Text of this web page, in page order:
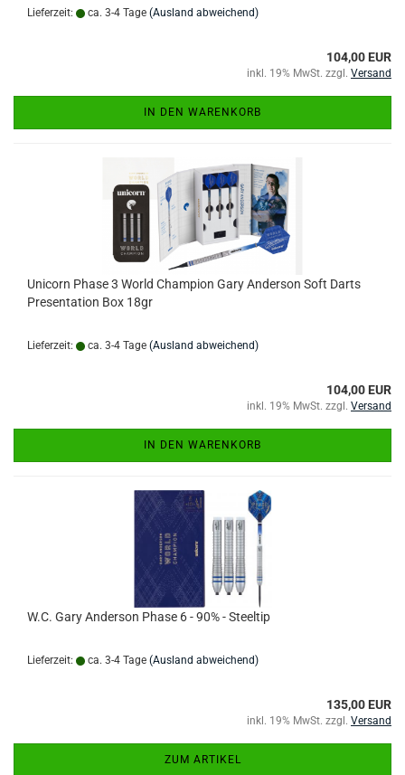
Lieferzeit: ca. 3-4 Tage (Ausland abweichend)
104,00 EUR
inkl. 19% MwSt. zzgl. Versand
IN DEN WARENKORB
Unicorn Phase 3 World Champion Gary Anderson Soft Darts
Presentation Box 18gr
Lieferzeit: ca. 3-4 Tage (Ausland abweichend)
104,00 EUR
inkl. 19% MwSt. zzgl. Versand
IN DEN WARENKORB
W.C. Gary Anderson Phase 6 - 90% - Steeltip
Lieferzeit: ca. 3-4 Tage (Ausland abweichend)
135,00 EUR
inkl. 19% MwSt. zzgl. Versand
ZUM ARTIKEL